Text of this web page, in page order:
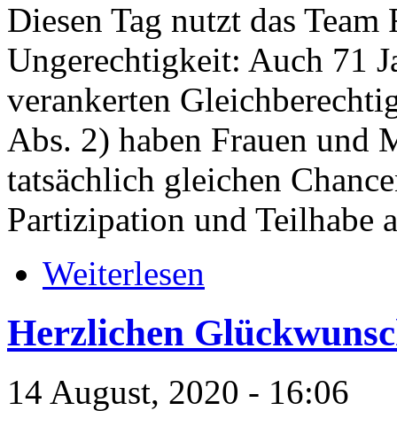
Diesen Tag nutzt das
Ungerechtigkeit: Auch 71
verankerten
Abs. 2) haben Frauen und
tatsächlich gleichen
Partizipation und Teilhabe
Weiterlesen
Herzlichen
14 August, 2020 - 16:06